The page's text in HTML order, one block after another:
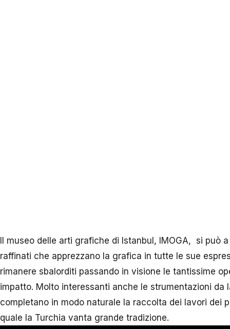
Il museo delle arti grafiche di Istanbul, IMOGA, si può
raffinati che apprezzano la grafica in tutte le sue
rimanere sbalorditi passando in visione le tantissime
impatto. Molto interessanti anche le strumentazioni da
completano in modo naturale la raccolta dei lavori dei
quale la Turchia vanta grande tradizione.